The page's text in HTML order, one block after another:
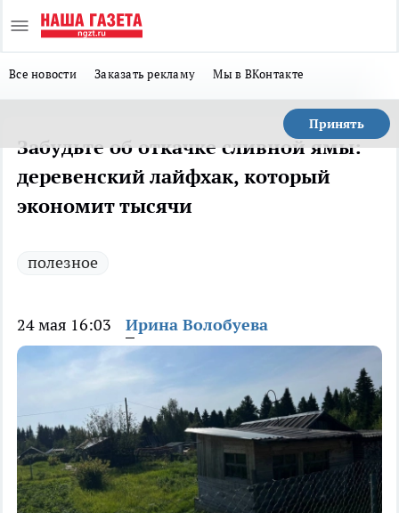
Все новости Заказать рекламу Мы в ВКонтакте
Принять
Забудьте об откачке сливной ямы:
деревенский лайфхак, который
экономит тысячи
полезное
24 мая 16:03 Ирина Волобуева